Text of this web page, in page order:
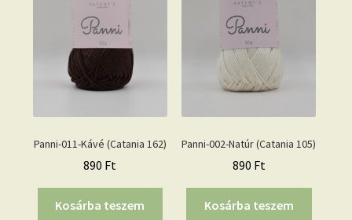
Panni-011-Kávé (Catania 162)
890 Ft
Kosárba teszem
Panni-002-Natúr (Catania 105)
890 Ft
Kosárba teszem